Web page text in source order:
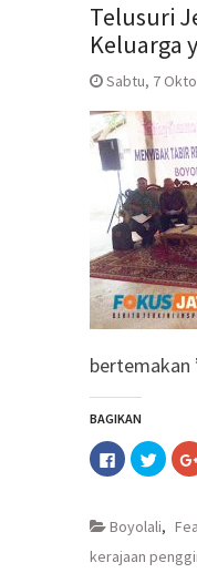
Telusuri
Keluarga
Sabtu, 7
bertemakan
BAGIKAN
Klik
untuk
membagikan
di
jendela
yang
baru)
Klik
untuk
berbagi
di
baru)
Boyolali,
kerajaan